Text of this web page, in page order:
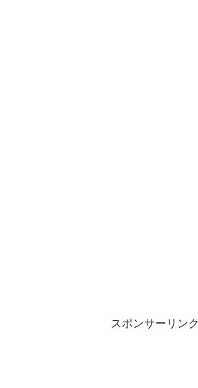
スポンサーリンク